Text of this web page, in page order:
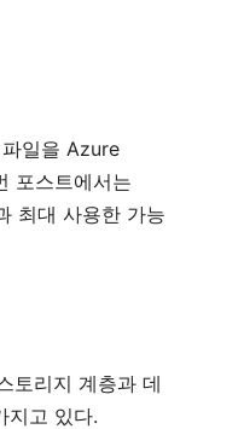
파일을 Azure
포스트에서는
최대 사용한 가능
토리지 계층과 데
지고 있다.